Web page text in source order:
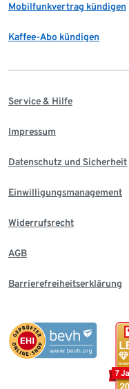
Mobilfunkvertrag kündigen
Kaffee-Abo kündigen
Service & Hilfe
Impressum
Datenschutz und Sicherheit
Einwilligungsmanagement
Widerrufsrecht
AGB
Barrierefreiheitserklärung